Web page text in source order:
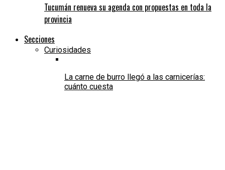
Tucumán renueva su agenda con propuestas en toda la
provincia
Secciones
Curiosidades
La carne de burro llegó a las carnicerías:
cuánto cuesta